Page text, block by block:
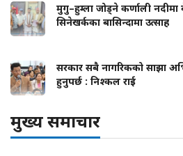
मुगु–हुम्ला जोड्ने कर्णाली नदीमा
सिनेखर्कका बासिन्दामा उत्साह
सरकार सबै नागरिकको साझा
हुनुपर्छ : निश्कल राई
मुख्य समाचार